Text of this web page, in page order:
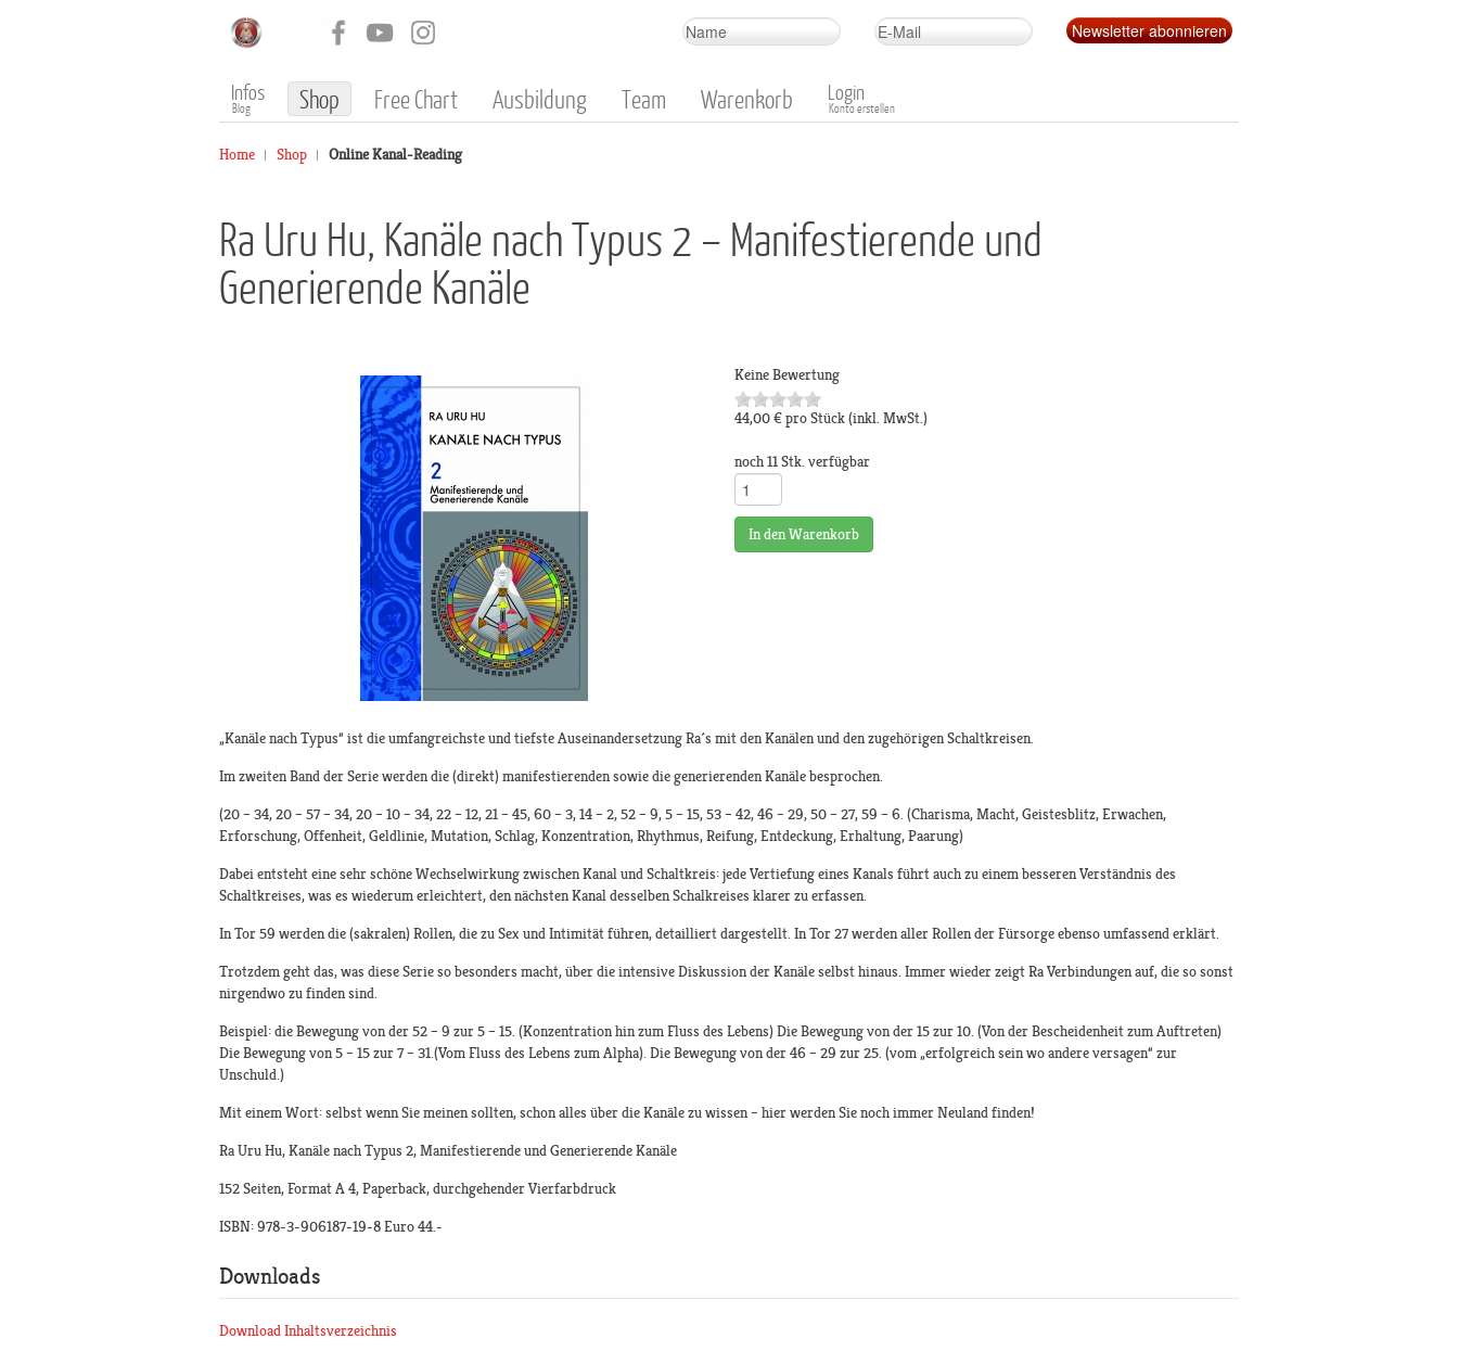
Infos
Blog Shop Free Chart Ausbildung Team Warenkorb Login
Konto erstellen
Home Shop Online Kanal-Reading
Ra Uru Hu, Kanäle nach Typus 2 – Manifestierende und
Generierende Kanäle
Keine Bewertung
44,00 €pro Stück(inkl. MwSt.)
noch 11 Stk. verfügbar
In den Warenkorb
„Kanäle nach Typus“ ist die umfangreichste und tiefste Auseinandersetzung Ra´s mit den Kanälen und den zugehörigen Schaltkreisen.
Im zweiten Band der Serie werden die (direkt) manifestierenden sowie die generierenden Kanäle besprochen.
(20 – 34, 20 – 57 – 34, 20 – 10 – 34, 22 – 12, 21 – 45, 60 – 3, 14 – 2, 52 – 9, 5 – 15, 53 – 42, 46 – 29, 50 – 27, 59 – 6. (Charisma, Macht, Geistesblitz, Erwachen,
Erforschung, Offenheit, Geldlinie, Mutation, Schlag, Konzentration, Rhythmus, Reifung, Entdeckung, Erhaltung, Paarung)
Dabei entsteht eine sehr schöne Wechselwirkung zwischen Kanal und Schaltkreis: jede Vertiefung eines Kanals führt auch zu einem besseren Verständnis des
Schaltkreises, was es wiederum erleichtert, den nächsten Kanal desselben Schalkreises klarer zu erfassen.
In Tor 59 werden die (sakralen) Rollen, die zu Sex und Intimität führen, detailliert dargestellt. In Tor 27 werden aller Rollen der Fürsorge ebenso umfassend erklärt.
Trotzdem geht das, was diese Serie so besonders macht, über die intensive Diskussion der Kanäle selbst hinaus. Immer wieder zeigt Ra Verbindungen auf, die so sonst
nirgendwo zu finden sind.
Beispiel: die Bewegung von der 52 – 9 zur 5 – 15. (Konzentration hin zum Fluss des Lebens) Die Bewegung von der 15 zur 10. (Von der Bescheidenheit zum Auftreten)
Die Bewegung von 5 – 15 zur 7 – 31.(Vom Fluss des Lebens zum Alpha). Die Bewegung von der 46 – 29 zur 25. (vom „erfolgreich sein wo andere versagen“ zur
Unschuld.)
Mit einem Wort: selbst wenn Sie meinen sollten, schon alles über die Kanäle zu wissen – hier werden Sie noch immer Neuland finden!
Ra Uru Hu, Kanäle nach Typus 2, Manifestierende und Generierende Kanäle
152 Seiten, Format A 4, Paperback, durchgehender Vierfarbdruck
ISBN: 978-3-906187-19-8 Euro 44.-
Downloads
Download Inhaltsverzeichnis